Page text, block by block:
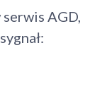
AGD,